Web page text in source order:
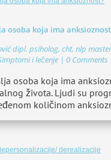
osoba koja ima
dipl. psiholog, cht, nlp master
i lečenje | 0 Comments
osoba koja ima
života. Ljudi su
količinom